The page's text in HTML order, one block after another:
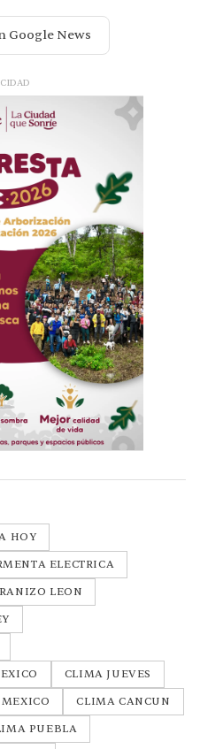
Google News
HOY
ELECTRICA
LEON
CLIMA JUEVES
CLIMA CANCUN
PUEBLA